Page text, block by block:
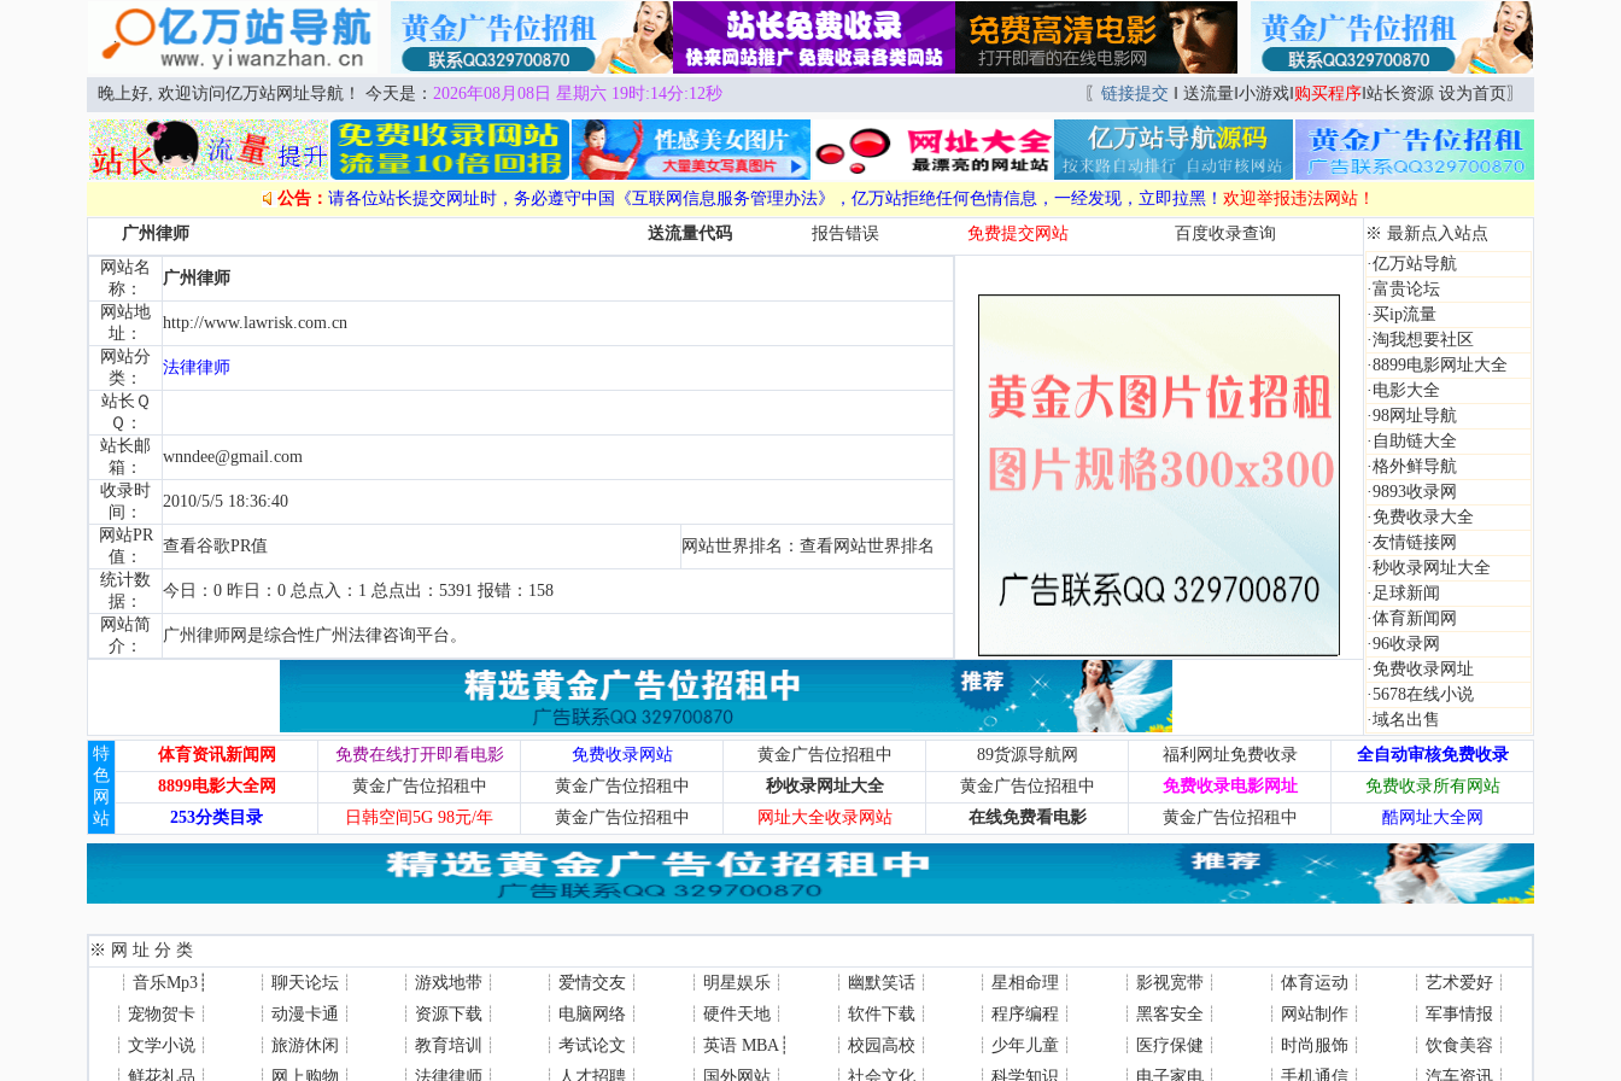
晚上好, 欢迎访问亿万站网址导航！ 今天是： 2026年08月08日 星期六 19时:14分:13秒 〖 链接提交 送流量 小游戏 购买程序 站长资源 设为首页〗
公告： 请各位站长提交网址时，务必遵守中国《互联网信息服务管理办法》，亿万站拒绝任何色情信息，一经发现，立即拉黑！ 欢迎举报违法网站！
广州律师
送流量代码 报告错误 免费提交网站 百度收录查询
※ 最新点入站点
·亿万站导航
·富贵论坛
·买ip流量
·淘我想要社区
·8899电影网址大全
· 电影大全
·98网址导航
· 自助链大全
·格外鲜导航
·9893收录网
·免费收录大全
·友情链接网
·秒收录网址大全
· 足球新闻
·体育新闻网
·96收录网
·免费收录网址
·5678在线小说
·域名出售
网站名
称：
广州律师
网站地
址：
http://www.lawrisk.com.cn
网站分
类：
法律律师
站长Ｑ
Ｑ：
站长邮
箱：
wnndee@gmail.com
收录时
间：
2010/5/5 18:36:40
网站PR
值：
查看谷歌PR值 网站世界排名： 查看网站世界排名
统计数
据：
今日：0 昨日：0 总点入：1 总点出：5391 报错：158
网站简
介：
广州律师网是综合性广州法律咨询平台。
特
色
网
站
体育资讯新闻网 免费在线打开即看电影 免费收录网站 黄金广告位招租中 89货源导航网 福利网址免费收录
全自动审核免费收录
8899电影大全网
黄金广告位招租中 黄金广告位招租中 秒收录网址大全 黄金广告位招租中 免费收录电影网址
免费收录所有网站
253分类目录
日韩空间5G 98元/年 黄金广告位招租中 网址大全收录网站 在线免费看电影 黄金广告位招租中 酷网址大全网
※ 网 址 分 类
┊ 音乐Mp3 ┊ ┊ 聊天论坛 ┊ ┊ 游戏地带 ┊ ┊ 爱情交友 ┊ ┊ 明星娱乐 ┊ ┊ 幽默笑话 ┊ ┊ 星相命理 ┊ ┊ 影视宽带┊ ┊ 体育运动 ┊ ┊ 艺术爱好┊
┊ 宠物贺卡 ┊ ┊ 动漫卡通 ┊ ┊ 资源下载 ┊ ┊ 电脑网络 ┊ ┊ 硬件天地 ┊ ┊ 软件下载 ┊ ┊ 程序编程 ┊ ┊ 黑客安全┊ ┊ 网站制作┊ ┊ 军事情报 ┊
┊ 文学小说 ┊ ┊ 旅游休闲 ┊ ┊ 教育培训 ┊ ┊ 考试论文 ┊ ┊ 英语 MBA┊ ┊ 校园高校 ┊ ┊ 少年儿童 ┊ ┊ 医疗保健 ┊ ┊ 时尚服饰┊ ┊ 饮食美容 ┊
┊ 鲜花礼品 ┊ ┊ 网上购物 ┊ ┊ 法律律师 ┊ ┊ 人才招聘 ┊ ┊ 国外网站 ┊ ┊ 社会文化 ┊ ┊ 科学知识 ┊ ┊ 电子家电┊ ┊ 手机通信┊ ┊ 汽车资讯┊